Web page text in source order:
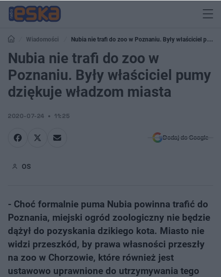
Wiadomości
Nubia nie trafi do zoo w Poznaniu. Były właściciel pumy
dziękuje władzom miasta
Nubia nie trafi do zoo w
Poznaniu. Były właściciel pumy
dziękuje władzom miasta
2020-07-24 11:25
Dodaj do Google
OS
- Choć formalnie puma Nubia powinna trafić do
Poznania, miejski ogród zoologiczny nie będzie
dążył do pozyskania dzikiego kota. Miasto nie
widzi przeszkód, by prawa własności przeszły
na zoo w Chorzowie, które również jest
ustawowo uprawnione do utrzymywania tego